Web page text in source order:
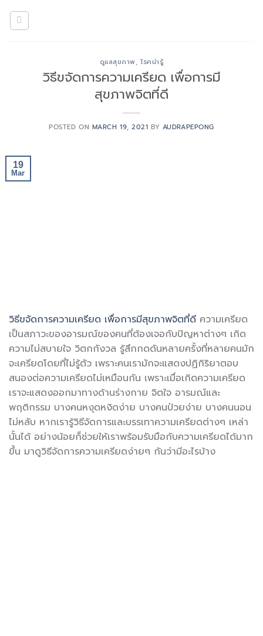
ดูแลสุขภาพ,โรคน่ารู้
วิธีขจัดการความเครียด เพื่อการมี
สุขภาพจิตที่ดี
POSTED ON MARCH 19, 2021 BY AUDRAPEPONG
19
Mar
วิธีขจัดการความเครียด เพื่อการมีสุขภาพจิตที่ดี ความเครียด
เป็นสภาวะของอารมณ์ของคนที่ต้องเจอกับปัญหาต่างๆ เกิด
ความไม่สบายใจ วิตกกังวล รู้สึกกดดันหลายครั้งที่หลายคนมัก
จะเครียดโดยที่ไม่รู้ตัว เพราะคนเรามักจะแสดงปฏิกิริยาตอบ
สนองต่อความเครียดไม่เหมือนกัน เพราะเมื่อเกิดความเครียด
เราจะแสดงออกมาทางด้านร่างกาย จิตใจ อารมณ์และ
พฤติกรรม บางคนหงุดหงิดง่าย บางคนป่วยง่าย บางคนนอน
ไม่หลับ หากเรารู้วิธีจัดการและบรรเทาความเครียดต่างๆ เหล่า
นั้นได้ อย่างน้อยก็ช่วยให้เราพร้อมรับมือกับความเครียดได้มาก
ขึ้น มาดูวิธีจัดการความเครียดง่ายๆ กันว่ามีอะไรบ้าง